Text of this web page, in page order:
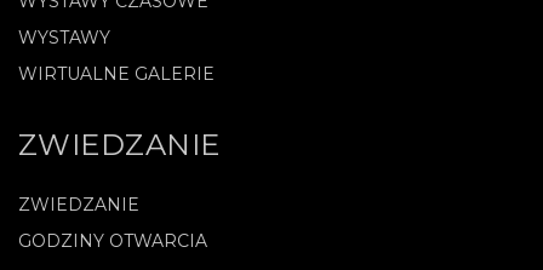
WYSTAWY
WIRTUALNE GALERIE
ZWIEDZANIE
ZWIEDZANIE
GODZINY OTWARCIA